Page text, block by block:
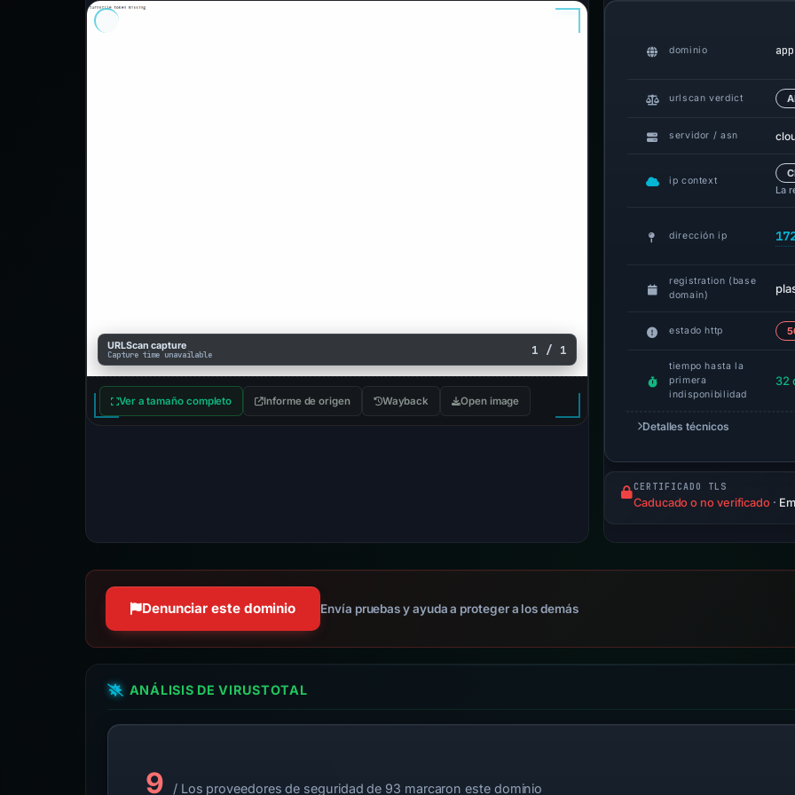
URLScan capture
Capture time unavailable 1 / 1
Ver a tamaño completo Informe de origen Wayback Open image
dominio
urlscan verdict
servidor / asn
ip context
La
dirección ip
registration (base
domain)
estado http
tiempo hasta la
primera
indisponibilidad
32
Detalles técnicos
CERTIFICADO TLS
Caducado o no verificado ·
Denunciar este dominio Envía pruebas y ayuda a proteger a los demás
ANÁLISIS DE VIRUSTOTAL
9 / Los proveedores de seguridad de 93 marcaron este dominio